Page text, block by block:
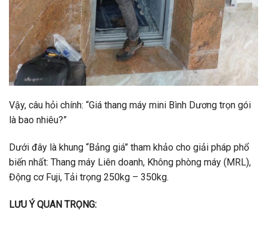
Vậy, câu hỏi chính: “Giá thang máy mini Bình Dương trọn gói
là bao nhiêu?”
Dưới đây là khung “Bảng giá” tham khảo cho giải pháp phổ
biến nhất: Thang máy Liên doanh, Không phòng máy (MRL),
Động cơ Fuji, Tải trọng 250kg – 350kg.
LƯU Ý QUAN TRỌNG: